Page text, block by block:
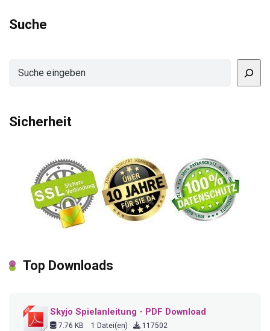
Suche
Sicherheit
Top Downloads
Skyjo Spielanleitung - PDF Download
7.76 KB 1 Datei(en) 117502